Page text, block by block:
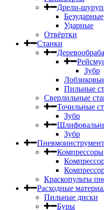
Дрели-
Безударные
Ударные
Отвёртки
Станки
Зубр
Пильные
Сверлильные
Точильные
Зубр
Зубр
Пневмоинструмент
Компрессоры
Краскопульты
Расходные
Пильные диски
Буры